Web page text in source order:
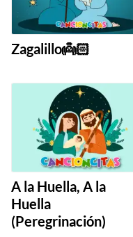
Zagalillo👼🏻
A la Huella, A la
Huella
(Peregrinación)